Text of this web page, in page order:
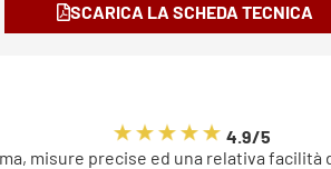
SCARICA LA SCHEDA TECNICA
4.9/5
misure precise ed una relativa facilità